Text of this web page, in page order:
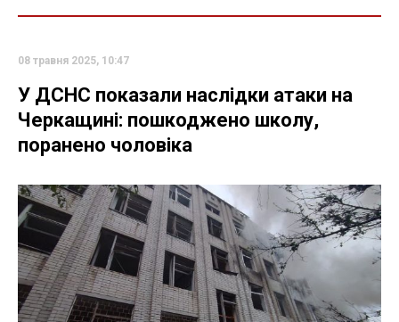
08 травня 2025, 10:47
У ДСНС показали наслідки атаки на
Черкащині: пошкоджено школу,
поранено чоловіка